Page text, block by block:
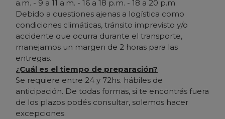
a.m. - 9 a 11 a.m. - 16 a 18 p.m. - 18 a 20 p.m.
Debido a cuestiones ajenas a logística como
condiciones climáticas, tránsito imprevisto y/o
accidente que ocurra durante el transporte,
manejamos un margen de 2 horas para las
entregas.
¿Cuál es el tiempo de preparación?
Se requiere entre 24 y 72hs. hábiles de
anticipación. De todas formas, si te encontrás fuera
de los plazos podés consultar, solemos hacer
excepciones.